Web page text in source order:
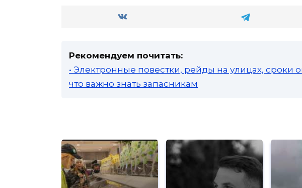
Рекомендуем почитать:
• Электронные повестки, рейды на улицах, сроки
что важно знать запасникам